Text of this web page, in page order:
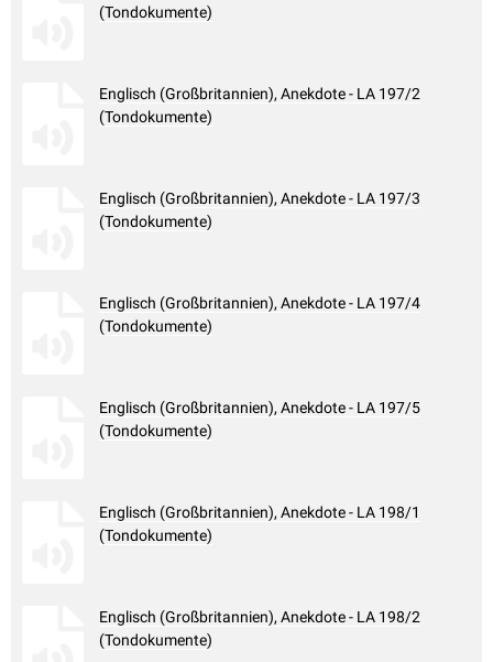
(Tondokumente)
Englisch (Großbritannien), Anekdote - LA 197/2
(Tondokumente)
Englisch (Großbritannien), Anekdote - LA 197/3
(Tondokumente)
Englisch (Großbritannien), Anekdote - LA 197/4
(Tondokumente)
Englisch (Großbritannien), Anekdote - LA 197/5
(Tondokumente)
Englisch (Großbritannien), Anekdote - LA 198/1
(Tondokumente)
Englisch (Großbritannien), Anekdote - LA 198/2
(Tondokumente)